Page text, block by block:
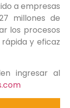
a empresas
millones de
los procesos
y eficaz
ingresar al